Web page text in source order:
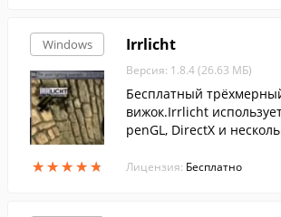
Windows
★★★★★
★★★★★
Irrlicht
Версия: 1.8.4 (26.63 МБ)
Бесплатный
вижок.Irrlicht
penGL, DirectX и
Лицензия: Бесплатно